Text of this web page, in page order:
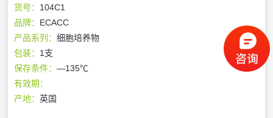
货号： 104C1
品牌： ECACC
产品系列：细胞培养物
包装： 1支
保存条件：—135℃
有效期：
产地：英国